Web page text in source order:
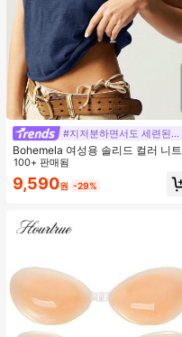
#지저분하면서도 세련된 스타일
Bohemela 여성용 솔리드 컬러 니트
스쿱 넥 핏티드 티셔츠
100+ 판매됨
9,590원 -29%